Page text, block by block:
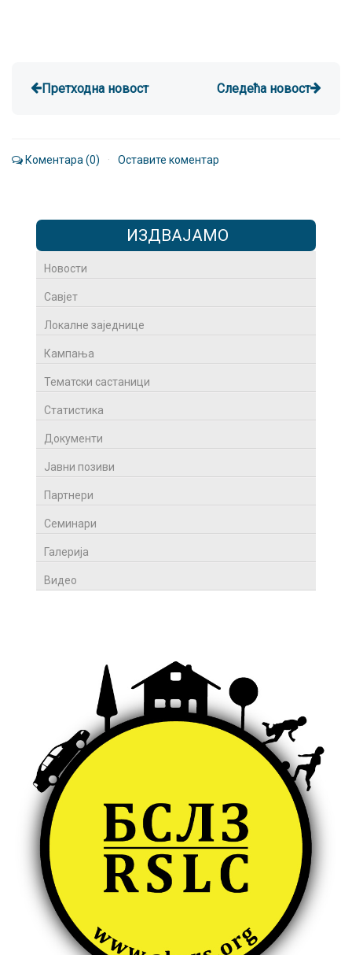
Претходна новост Следећа новост
Коментара (0) · Оставите коментар
ИЗДВАЈАМО
Новости
Савјет
Локалне заједнице
Кампања
Тематски састаници
Статистика
Документи
Јавни позиви
Партнери
Семинари
Галерија
Видео